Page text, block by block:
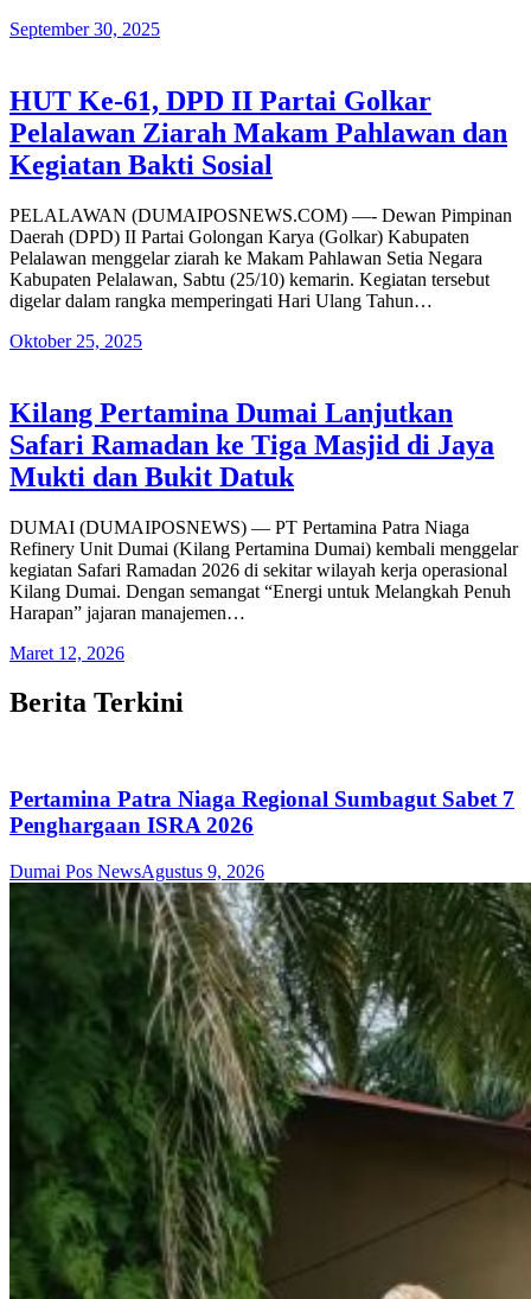
September 30, 2025
HUT Ke-61, DPD II Partai Golkar
Pelalawan Ziarah Makam Pahlawan dan
Kegiatan Bakti Sosial
PELALAWAN (DUMAIPOSNEWS.COM) —- Dewan Pimpinan
Daerah (DPD) II Partai Golongan Karya (Golkar) Kabupaten
Pelalawan menggelar ziarah ke Makam Pahlawan Setia Negara
Kabupaten Pelalawan, Sabtu (25/10) kemarin. Kegiatan tersebut
digelar dalam rangka memperingati Hari Ulang Tahun…
Oktober 25, 2025
Kilang Pertamina Dumai Lanjutkan
Safari Ramadan ke Tiga Masjid di Jaya
Mukti dan Bukit Datuk
DUMAI (DUMAIPOSNEWS) — PT Pertamina Patra Niaga
Refinery Unit Dumai (Kilang Pertamina Dumai) kembali menggelar
kegiatan Safari Ramadan 2026 di sekitar wilayah kerja operasional
Kilang Dumai. Dengan semangat “Energi untuk Melangkah Penuh
Harapan” jajaran manajemen…
Maret 12, 2026
Berita Terkini
Pertamina Patra Niaga Regional Sumbagut Sabet 7
Penghargaan ISRA 2026
Dumai Pos NewsAgustus 9, 2026